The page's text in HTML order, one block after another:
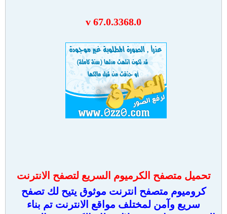
v 67.0.3368.0
تحميل متصفح الكرميوم السريع لتصفح الانترنت
كروميوم متصفح انترنت موثوق يتيح لك تصفح
سريع وآمن لمختلف مواقع الانترنت تم بناء